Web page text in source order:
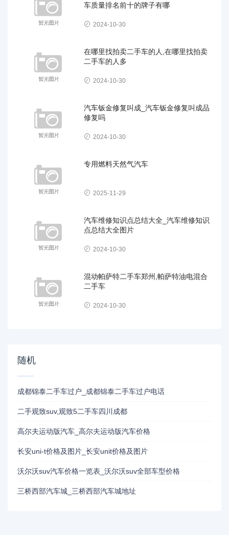
车质量排名前十的牌子有哪
2024-10-30
在哪里找拍卖二手车的人,在哪里找拍卖
二手车的人多
2024-10-30
汽车钣金修复叫成_汽车钣金修复叫成品
修复吗
2024-10-30
专用燃料天然气汽车
2025-11-29
汽车维修知识点总结大全_汽车维修知识
点总结大全图片
2024-10-30
混动帕萨特二手车郑州,帕萨特油电混合
二手车
2024-10-30
随机
成都锦泰二手车过户_成都锦泰二手车过户电话
二手观致suv,观致5二手车四川成都
高尔夫运动版汽车_高尔夫运动版汽车价格
长安uni-t价格及图片_长安unit价格及图片
沃尔沃suv汽车价格一览表_沃尔沃suv全部车型价格
三桥西部汽车城_三桥西部汽车城地址